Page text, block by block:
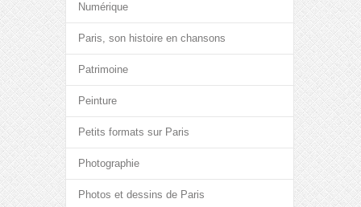
Numérique
Paris, son histoire en chansons
Patrimoine
Peinture
Petits formats sur Paris
Photographie
Photos et dessins de Paris